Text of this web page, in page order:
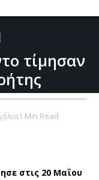
τίμησαν
1 Min Read
στις 20 Μαΐου